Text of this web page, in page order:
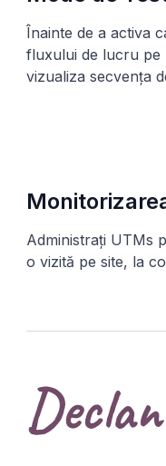
Înainte de a activa
fluxului de lucru pe
vizualiza secvența
Administrați UTMs
o vizită pe site, la